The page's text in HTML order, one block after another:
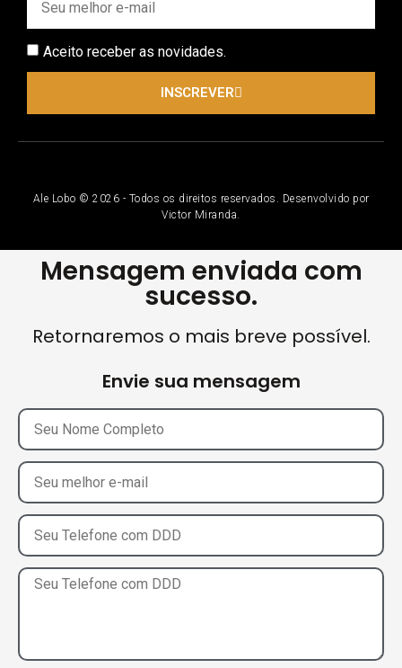
Aceito receber as novidades.
INSCREVER
Ale Lobo © 2026 - Todos os direitos reservados. Desenvolvido por
Victor Miranda.
Mensagem enviada com
sucesso.
Retornaremos o mais breve possível.
Envie sua mensagem